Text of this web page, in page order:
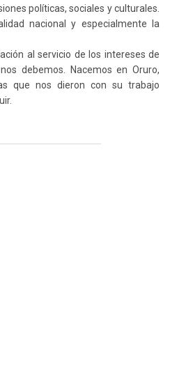
políticas, sociales y culturales.
nacional y especialmente la
al servicio de los intereses de
debemos. Nacemos en Oruro,
que nos dieron con su trabajo